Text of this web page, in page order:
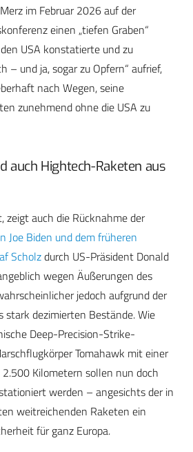
im Februar 2026 auf der
einen „tiefen Graben“
USA konstatierte und zu
– und ja, sogar zu Opfern“ aufrief,
nach Wegen, seine
zunehmend ohne die USA zu
auch Hightech-Raketen aus
zeigt auch die Rücknahme der
Joe Biden und dem früheren
Scholzdurch US-Präsident Donald
wegen Äußerungen des
jedoch aufgrund der
stark dezimierten Bestände. Wie
Deep-Precision-Strike-
Tomahawk mit einer
Kilometern sollen nun doch
werden – angesichts der in
weitreichenden Raketen ein
für ganz Europa.